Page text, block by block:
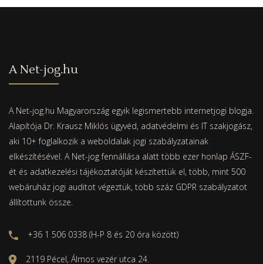
A Net-jog.hu
A Net-jog.hu Magyarország egyik legismertebb internetjogi blogja.
Alapítója Dr. Krausz Miklós ügyvéd, adatvédelmi és IT szakjogász,
aki 10+ foglalkozik a weboldalak jogi szabályzatainak
elkészítésével. A Net-jog fennállása alatt több ezer honlap ÁSZF-
ét és adatkezelési tájékoztatóját készítettük el, több, mint 500
webáruház jogi auditot végeztük, több száz GDPR szabályzatot
állítottunk össze.
+36 1 506 0338 (H-P 8 és 20 óra között)
2119 Pécel, Álmos vezér utca 24.